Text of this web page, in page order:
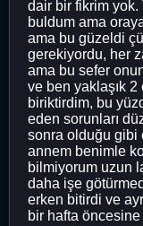
dair bir fikrim yok.
buldum ama
ama bu güzeldi
gerekiyordu, her
ama bu sefer
ve ben yaklaşık 2
biriktirdim, bu
eden sorunları
sonra olduğu gibi
annem benimle
bilmiyorum uzun
daha işe
erken bitirdi ve
bir hafta